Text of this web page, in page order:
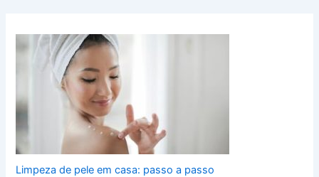
Limpeza de pele em casa: passo a passo